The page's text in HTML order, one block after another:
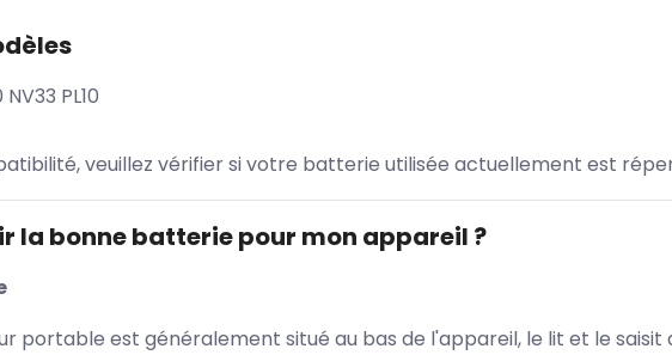
PL10
veuillez vérifier si votre batterie utilisée actuellement est
la bonne batterie pour mon appareil ?
portable est généralement situé au bas de l'appareil, le lit et le